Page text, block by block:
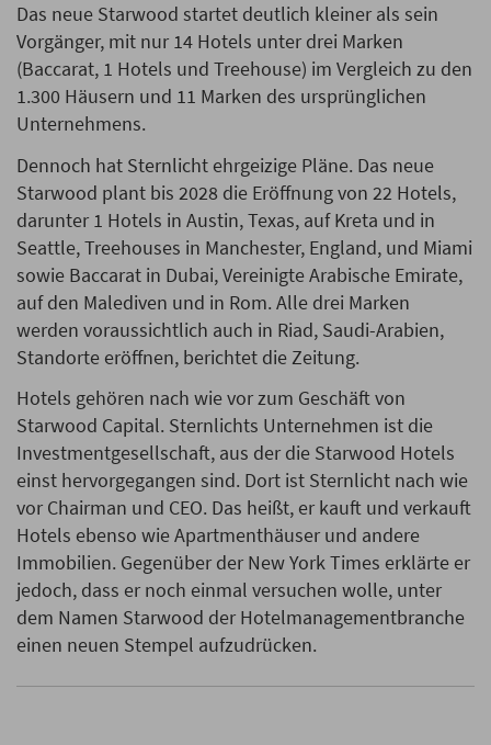
Das neue Starwood startet deutlich kleiner als sein
Vorgänger, mit nur 14 Hotels unter drei Marken
(Baccarat, 1 Hotels und Treehouse) im Vergleich zu den
1.300 Häusern und 11 Marken des ursprünglichen
Unternehmens.
Dennoch hat Sternlicht ehrgeizige Pläne. Das neue
Starwood plant bis 2028 die Eröffnung von 22 Hotels,
darunter 1 Hotels in Austin, Texas, auf Kreta und in
Seattle, Treehouses in Manchester, England, und Miami
sowie Baccarat in Dubai, Vereinigte Arabische Emirate,
auf den Malediven und in Rom. Alle drei Marken
werden voraussichtlich auch in Riad, Saudi-Arabien,
Standorte eröffnen, berichtet die Zeitung.
Hotels gehören nach wie vor zum Geschäft von
Starwood Capital. Sternlichts Unternehmen ist die
Investmentgesellschaft, aus der die Starwood Hotels
einst hervorgegangen sind. Dort ist Sternlicht nach wie
vor Chairman und CEO. Das heißt, er kauft und verkauft
Hotels ebenso wie Apartmenthäuser und andere
Immobilien. Gegenüber der New York Times erklärte er
jedoch, dass er noch einmal versuchen wolle, unter
dem Namen Starwood der Hotelmanagementbranche
einen neuen Stempel aufzudrücken.